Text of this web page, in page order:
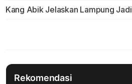
Kang Abik Jelaskan Lampung Jadi
Rekomendasi